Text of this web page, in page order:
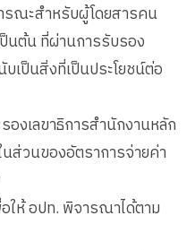
รณะสำหรับผู้โดยสารคน
ป็นต้น ที่ผ่านการรับรอง
เป็นสิ่งที่เป็นประโยชน์ต่อ
งเลขาธิการสำนักงานหลัก
ส่วนของอัตราการจ่ายค่า
ให้ อปท. พิจารณาได้ตาม